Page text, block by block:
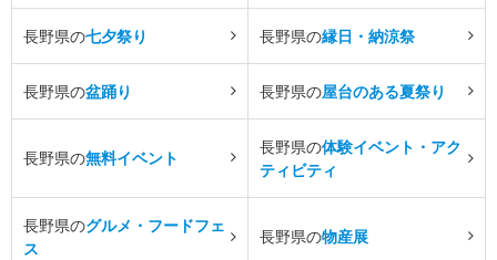
長野県の七夕祭り 長野県の縁日・納涼祭
長野県の盆踊り 長野県の屋台のある夏祭り
長野県の無料イベント
長野県の体験イベント・アク
ティビティ
長野県のグルメ・フードフェ
ス
長野県の物産展